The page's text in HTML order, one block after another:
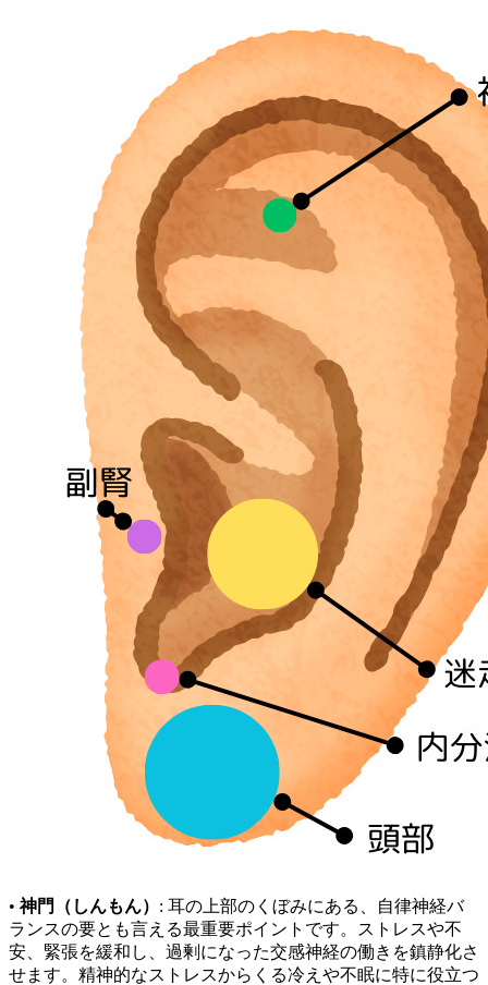
•神門（しんもん） : 耳の上部のくぼみにある、自律神経バ
ランスの要とも言える最重要ポイントです。ストレスや不
安、緊張を緩和し、過剰になった交感神経の働きを鎮静化さ
せます。精神的なストレスからくる冷えや不眠に特に役立つ